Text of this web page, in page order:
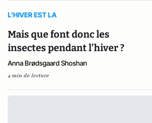
L'HIVER EST LA
Mais que font donc les
insectes pendant l’hiver ?
Anna Brødsgaard Shoshan
4 min de lecture